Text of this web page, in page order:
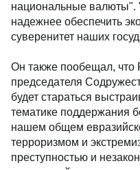
национальные валюты".
надежнее обеспечить
суверенитет наших
Он также пообещал, что
председателя
будет стараться
тематике поддержания
нашем общем
терроризмом и
преступностью и